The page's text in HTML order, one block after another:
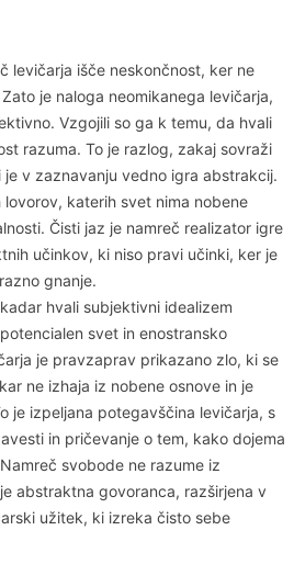
levičarja išče neskončnost, ker ne
je naloga neomikanega levičarja,
Vzgojili so ga k temu, da hvali
razuma. To je razlog, zakaj sovraži
je v zaznavanju vedno igra abstrakcij.
katerih svet nima nobene
Čisti jaz je namreč realizator igre
učinkov, ki niso pravi učinki, ker je
gnanje.
hvali subjektivni idealizem
svet in enostransko
je pravzaprav prikazano zlo, ki se
ne izhaja iz nobene osnove in je
je izpeljana potegavščina levičarja, s
in pričevanje o tem, kako dojema
svobode ne razume iz
abstraktna govoranca, razširjena v
užitek, ki izreka čisto sebe